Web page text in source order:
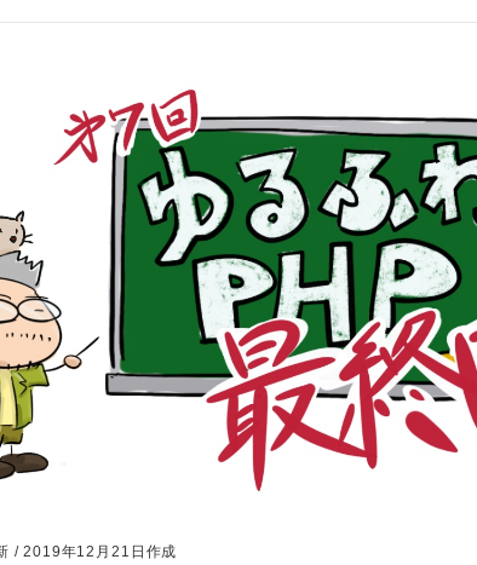
/ 2019年12月21日作成